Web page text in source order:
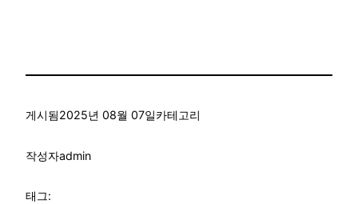
게시됨2025년 08월 07일카테고리
작성자admin
태그: